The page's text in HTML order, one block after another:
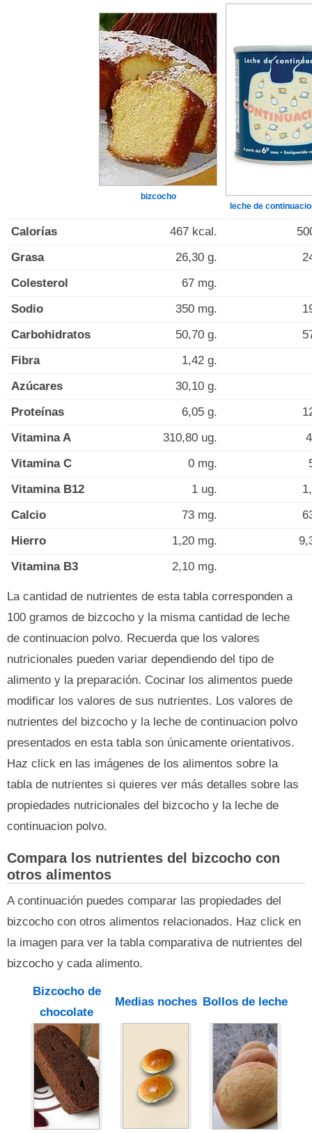
bizcocho
leche de
Calorías 467 kcal.
Grasa
26,30 g.
Colesterol
67 mg.
Sodio
350 mg.
Carbohidratos
50,70 g.
Fibra
1,42 g.
Azúcares
30,10 g.
Proteínas
6,05 g.
Vitamina A
310,80 ug.
Vitamina C
0 mg.
Vitamina B12
1 ug.
Calcio
73 mg.
Hierro
1,20 mg.
Vitamina B3
2,10 mg.
La cantidad de nutrientes de esta tabla corresponden a
100 gramos de bizcocho y la misma cantidad de leche
de continuacion polvo. Recuerda que los valores
nutricionales pueden variar dependiendo del tipo de
alimento y la preparación. Cocinar los alimentos puede
modificar los valores de sus nutrientes. Los valores de
nutrientes del bizcocho y la leche de continuacion polvo
presentados en esta tabla son únicamente orientativos.
Haz click en las imágenes de los alimentos sobre la
tabla de nutrientes si quieres ver más detalles sobre las
propiedades nutricionales del bizcocho y la leche de
continuacion polvo.
Compara los nutrientes del bizcocho con
otros alimentos
A continuación puedes comparar las propiedades del
bizcocho con otros alimentos relacionados. Haz click en
la imagen para ver la tabla comparativa de nutrientes del
bizcocho y cada alimento.
Bizcocho de
chocolate
Medias noches Bollos de leche